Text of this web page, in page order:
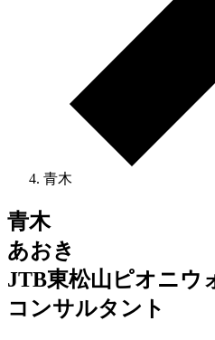
青木
青木
あおき
JTB東松山ピオニウ
コンサルタント